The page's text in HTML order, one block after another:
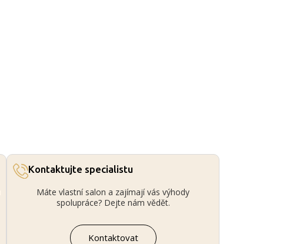
Kontaktujte specialistu
Máte vlastní salon a zajímají vás výhody
spolupráce? Dejte nám vědět.
Kontaktovat